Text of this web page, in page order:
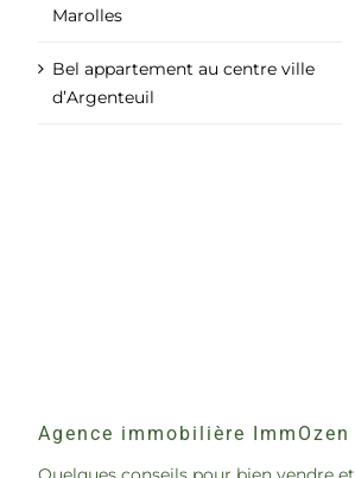
Marolles
Bel appartement au centre ville
d’Argenteuil
Agence immobilière ImmOzen